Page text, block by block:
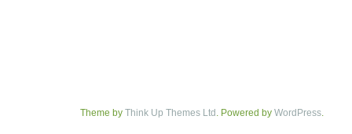
Theme by Think Up Themes Ltd. Powered by WordPress.